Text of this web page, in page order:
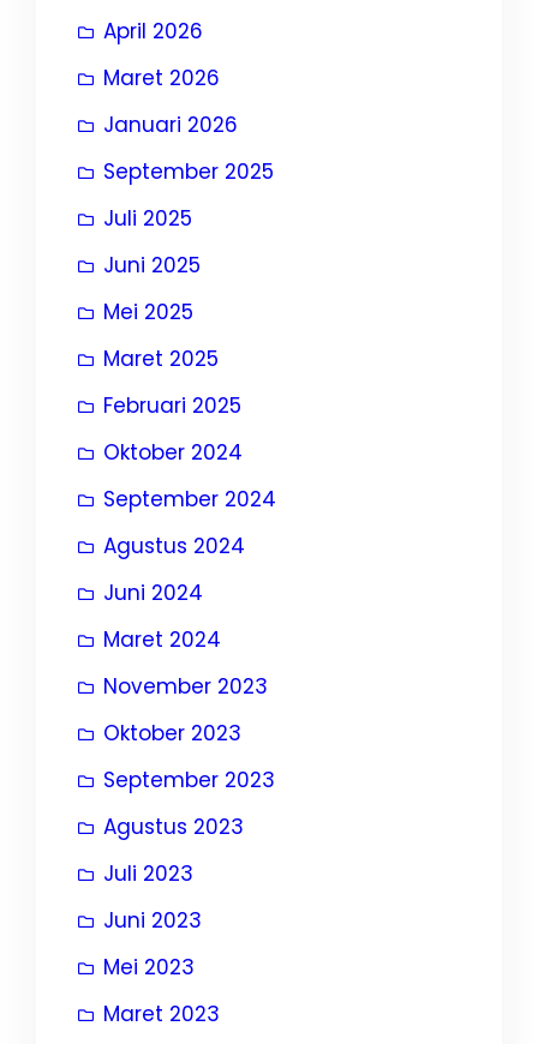
April 2026
Maret 2026
Januari 2026
September 2025
Juli 2025
Juni 2025
Mei 2025
Maret 2025
Februari 2025
Oktober 2024
September 2024
Agustus 2024
Juni 2024
Maret 2024
November 2023
Oktober 2023
September 2023
Agustus 2023
Juli 2023
Juni 2023
Mei 2023
Maret 2023